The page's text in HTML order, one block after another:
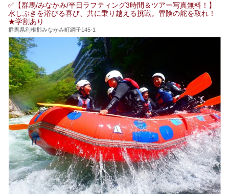
✅【群馬/みなかみ/半日ラフティング3時間＆ツアー写真無料！】
水しぶきを浴びる喜び、共に乗り越える挑戦。冒険の舵を取れ！
★学割あり
群馬県利根郡みなかみ町綱子145-1